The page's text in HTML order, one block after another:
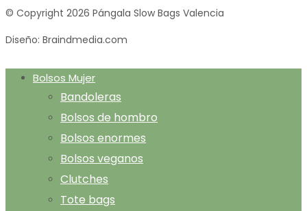
© Copyright 2026 Pángala Slow Bags Valencia
Diseño: Braindmedia.com
Bolsos Mujer
Bandoleras
Bolsos de hombro
Bolsos enormes
Bolsos veganos
Clutches
Tote bags